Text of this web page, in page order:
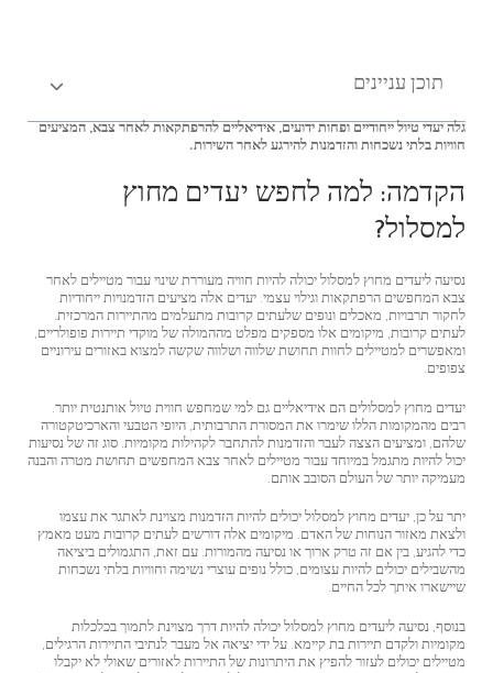
תוכן עניינים
גלה יעדי טיול ייחודיים ופחות ידועים, אידיאליים להרפתקאות לאחר צבא, המציעים
חוויות בלתי נשכחות והזדמנות להירגע לאחר השירות.
הקדמה: למה לחפש יעדים מחוץ
למסלול?
נסיעה ליעדים מחוץ למסלול יכולה להיות חוויה מעוררת שינוי עבור מטיילים לאחר
צבא המחפשים הרפתקאות וגילוי עצמי. יעדים אלה מציעים הזדמנויות ייחודיות
לחקור תרבויות, מאכלים ונופים שלעתים קרובות מתעלמים מהתיירות המרכזית.
לעתים קרובות, מיקומים אלו מספקים מפלט מההמולה של מוקדי תיירות פופולריים,
ומאפשרים למטיילים לחוות תחושת שלווה ושלווה שקשה למצוא באזורים עירוניים
צפופים.
יעדים מחוץ למסלולים הם אידיאליים גם למי שמחפש חווית טיול אותנטית יותר.
רבים מהמקומות הללו שימרו את המסורת התרבותית, היופי הטבעי והארכיטקטורה
שלהם, ומציעים הצצה לעבר והזדמנות להתחבר לקהילות מקומיות. סוג זה של נסיעות
יכול להיות מתגמל במיוחד עבור מטיילים לאחר צבא המחפשים תחושת מטרה והבנה
מעמיקה יותר של העולם הסובב אותם.
יתר על כן, יעדים מחוץ למסלול יכולים להיות הזדמנות מצוינת לאתגר את עצמו
ולצאת מאזור הנוחות של האדם. מיקומים אלה דורשים לעתים קרובות מעט מאמץ
כדי להגיע, בין אם זה טרק ארוך או נסיעה מהמורות. עם זאת, התגמולים ביציאה
מהשבילים יכולים להיות עצומים, כולל נופים עוצרי נשימה וחוויות בלתי נשכחות
שיישארו איתך לכל החיים.
בנוסף, נסיעה ליעדים מחוץ למסלול יכולה להיות דרך מצוינת לתמוך בכלכלות
מקומיות ולקדם תיירות בת קיימא. על ידי יציאה אל מעבר לנתיבי התיירות הרגילים,
מטיילים יכולים לעזור להפיץ את היתרונות של התיירות לאזורים שאולי לא יקבלו